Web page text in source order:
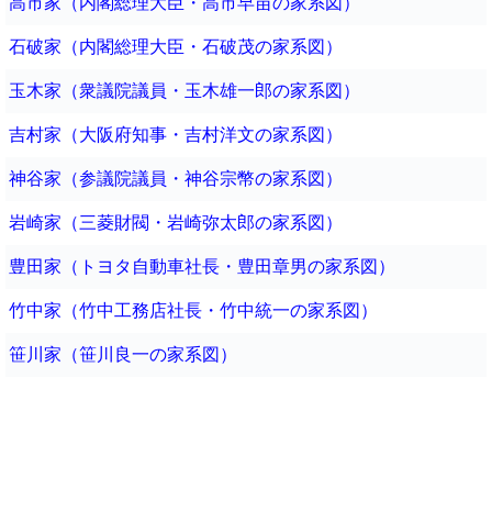
石破家（内閣総理大臣・石破茂の家系図）
玉木家（衆議院議員・玉木雄一郎の家系図）
吉村家（大阪府知事・吉村洋文の家系図）
神谷家（参議院議員・神谷宗幣の家系図）
岩崎家（三菱財閥・岩崎弥太郎の家系図）
豊田家（トヨタ自動車社長・豊田章男の家系図）
竹中家（竹中工務店社長・竹中統一の家系図）
笹川家（笹川良一の家系図）